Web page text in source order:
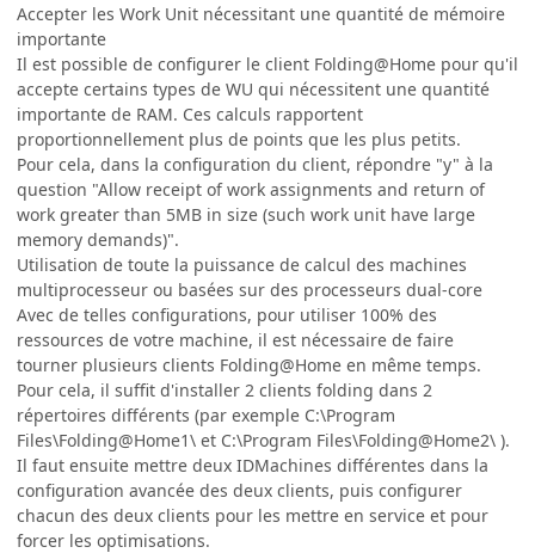
Accepter les Work Unit nécessitant une quantité de mémoire
importante
Il est possible de configurer le client Folding@Home pour qu'il
accepte certains types de WU qui nécessitent une quantité
importante de RAM. Ces calculs rapportent
proportionnellement plus de points que les plus petits.
Pour cela, dans la configuration du client, répondre "y" à la
question "Allow receipt of work assignments and return of
work greater than 5MB in size (such work unit have large
memory demands)".
Utilisation de toute la puissance de calcul des machines
multiprocesseur ou basées sur des processeurs dual-core
Avec de telles configurations, pour utiliser 100% des
ressources de votre machine, il est nécessaire de faire
tourner plusieurs clients Folding@Home en même temps.
Pour cela, il suffit d'installer 2 clients folding dans 2
répertoires différents (par exemple C:\Program
Files\Folding@Home1\ et C:\Program Files\Folding@Home2\ ).
Il faut ensuite mettre deux IDMachines différentes dans la
configuration avancée des deux clients, puis configurer
chacun des deux clients pour les mettre en service et pour
forcer les optimisations.